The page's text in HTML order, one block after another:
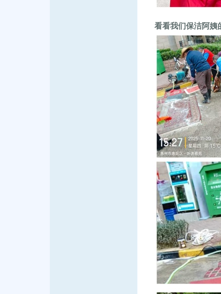
看看我们保洁阿姨